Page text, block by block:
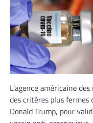
L’agence américaine
des critères plus fermes
Donald Trump, pour